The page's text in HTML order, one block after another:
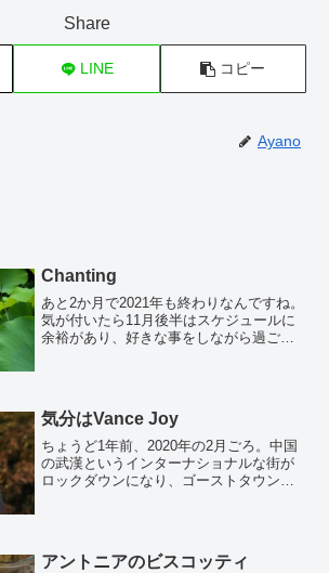
Share
LINE コピー
Ayano
Chanting
あと2か月で2021年も終わりなんですね。
気が付いたら11月後半はスケジュールに
余裕があり、好きな事をしながら過ごそ
ブログを書いてい...
気分はVance Joy
ちょうど1年前、2020年の2月ごろ。中国
の武漢というインターナショナルな街が
ロックダウンになり、ゴーストタウンだ
私個人では3月に予...
アントニアのビスコッティ